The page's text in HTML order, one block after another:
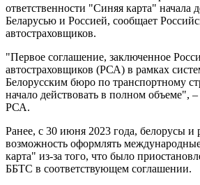
ответственности "Синяя карта" начала
Беларусью и Россией, сообщает
автостраховщиков.
"Первое соглашение, заключенное
автостраховщиков (РСА) в рамках
Белорусским бюро по транспортному
начало действовать в полном объеме", –
РСА.
Ранее, с 30 июня 2023 года, белорусы и
возможность оформлять
карта" из-за того, что было
ББТС в соответствующем соглашении.